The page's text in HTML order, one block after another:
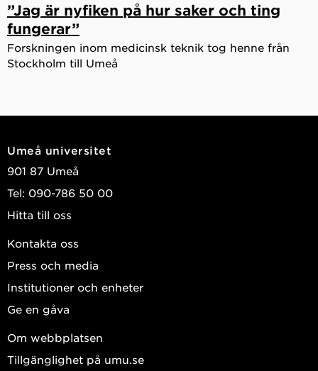
”Jag är nyfiken på hur saker och ting
fungerar”
Forskningen inom medicinsk teknik tog henne från
Stockholm till Umeå
Umeå universitet
901 87 Umeå
Tel: 090-786 50 00
Hitta till oss
Kontakta oss
Press och media
Institutioner och enheter
Ge en gåva
Om webbplatsen
Tillgänglighet på umu.se